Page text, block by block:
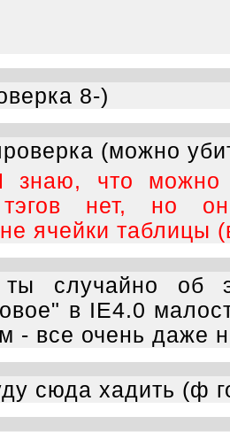
8-)
(можно
знаю, что можно
тэгов нет, но
ячейки таблицы
случайно об
в IE4.0
- все очень даже
сюда хадить (ф